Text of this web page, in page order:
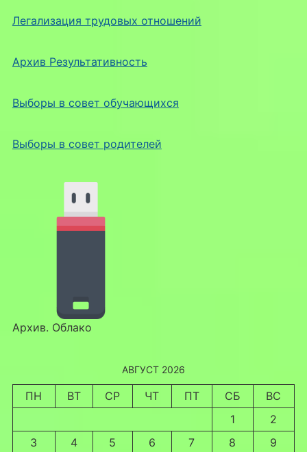
Легализация трудовых отношений
Архив Результативность
Выборы в совет обучающихся
Выборы в совет родителей
Архив. Облако
АВГУСТ 2026
ПН ВТ СР ЧТ ПТ СБ
ВС
1
2
3
4 5 6 7 8
9